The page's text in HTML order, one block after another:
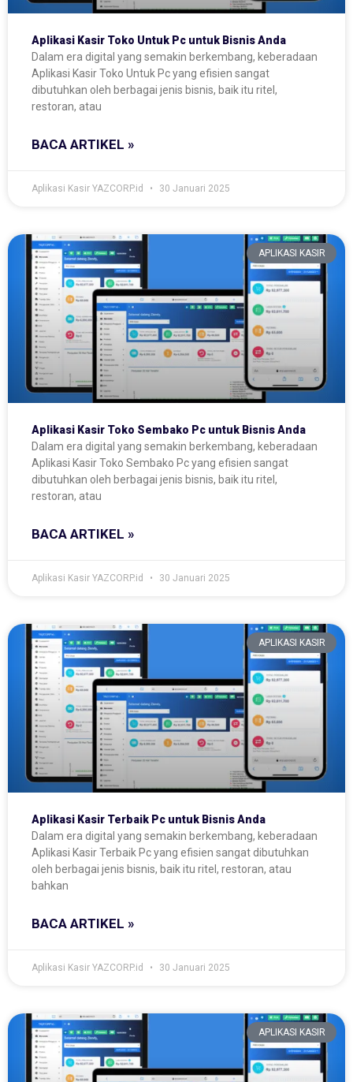
Aplikasi Kasir Toko Untuk Pc untuk Bisnis Anda
Dalam era digital yang semakin berkembang, keberadaan
Aplikasi Kasir Toko Untuk Pc yang efisien sangat
dibutuhkan oleh berbagai jenis bisnis, baik itu ritel,
restoran, atau
BACA ARTIKEL »
Aplikasi Kasir YAZCORP.id 30 Januari 2025
APLIKASI KASIR
Aplikasi Kasir Toko Sembako Pc untuk Bisnis Anda
Dalam era digital yang semakin berkembang, keberadaan
Aplikasi Kasir Toko Sembako Pc yang efisien sangat
dibutuhkan oleh berbagai jenis bisnis, baik itu ritel,
restoran, atau
BACA ARTIKEL »
Aplikasi Kasir YAZCORP.id 30 Januari 2025
APLIKASI KASIR
Aplikasi Kasir Terbaik Pc untuk Bisnis Anda
Dalam era digital yang semakin berkembang, keberadaan
Aplikasi Kasir Terbaik Pc yang efisien sangat dibutuhkan
oleh berbagai jenis bisnis, baik itu ritel, restoran, atau
bahkan
BACA ARTIKEL »
Aplikasi Kasir YAZCORP.id 30 Januari 2025
APLIKASI KASIR